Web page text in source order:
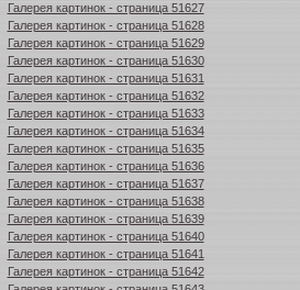
Галерея картинок - страница 51627
Галерея картинок - страница 51628
Галерея картинок - страница 51629
Галерея картинок - страница 51630
Галерея картинок - страница 51631
Галерея картинок - страница 51632
Галерея картинок - страница 51633
Галерея картинок - страница 51634
Галерея картинок - страница 51635
Галерея картинок - страница 51636
Галерея картинок - страница 51637
Галерея картинок - страница 51638
Галерея картинок - страница 51639
Галерея картинок - страница 51640
Галерея картинок - страница 51641
Галерея картинок - страница 51642